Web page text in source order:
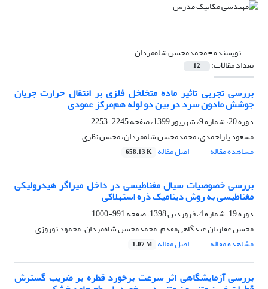
نویسنده =محمدمحسن شاه‌مردان
تعداد مقالات: 12
بررسی تجربی تاثیر ماده متخلخل فلزی بر انتقال حرارت جریان
جوشش مادون سرد در بین دو لوله هم‌مرکز عمودی
دوره 20، شماره 9، شهریور 1399، صفحه
2245-2253
مسعود یاراحمدی، محمدمحسن شاه‌مردان، محسن نظری
مشاهده مقاله
اصل مقاله 658.13 K
بررسی خصوصیات سیال مغناطیسی در داخل میراگر هیدرولیکی
مغناطیسی به روش دینامیک ذره استهلاکی
دوره 19، شماره 4، فروردین 1398، صفحه
991-1000
محسن غفاریان عیدگاهی‌مقدم، محمدمحسن شاه‌مردان، محمود نوروزی
مشاهده مقاله
اصل مقاله 1.07 M
بررسی آزمایشگاهی اثر سرعت برخورد قطره بر ضریب گسترش